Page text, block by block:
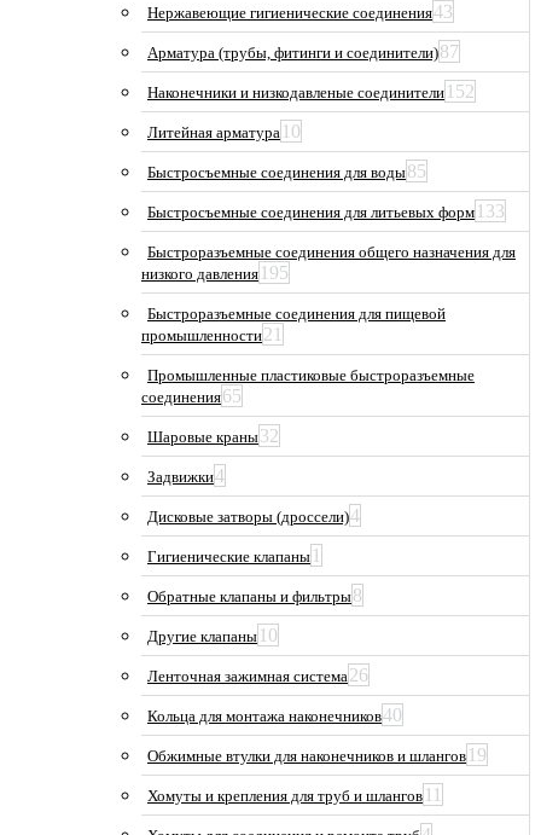
Нержавеющие гигиенические соединения43
Арматура (трубы, фитинги и соединители)87
Наконечники и низкодавленые соединители 152
Литейная арматура 10
Быстросъемные соединения для воды85
Быстросъемные соединения для литьевых форм 133
Быстроразъемные соединения общего назначения для
низкого давления 195
Быстроразъемные соединения для пищевой
промышленности21
Промышленные пластиковые быстроразъемные
соединения65
Шаровые краны32
Задвижки4
Дисковые затворы (дроссели)4
Гигиенические клапаны 1
Обратные клапаны и фильтры8
Другие клапаны 10
Ленточная зажимная система26
Кольца для монтажа наконечников40
Обжимные втулки для наконечников и шлангов 19
Хомуты и крепления для труб и шлангов 11